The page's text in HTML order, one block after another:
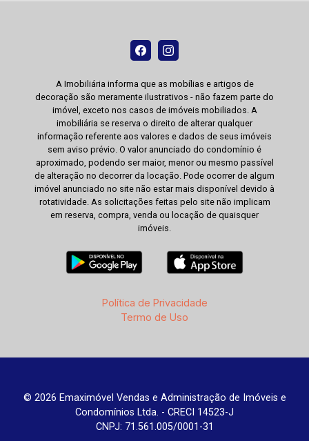
A Imobiliária informa que as mobílias e artigos de
decoração são meramente ilustrativos - não fazem parte do
imóvel, exceto nos casos de imóveis mobiliados. A
imobiliária se reserva o direito de alterar qualquer
informação referente aos valores e dados de seus imóveis
sem aviso prévio. O valor anunciado do condomínio é
aproximado, podendo ser maior, menor ou mesmo passível
de alteração no decorrer da locação. Pode ocorrer de algum
imóvel anunciado no site não estar mais disponível devido à
rotatividade. As solicitações feitas pelo site não implicam
em reserva, compra, venda ou locação de quaisquer
imóveis.
Política de Privacidade
Termo de Uso
© 2026 Emaximóvel Vendas e Administração de Imóveis e
Condomínios Ltda. - CRECI 14523-J
CNPJ: 71.561.005/0001-31